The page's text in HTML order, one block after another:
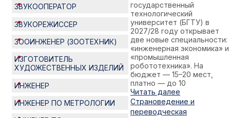
ЗВУКООПЕРАТОР
ЗВУКОРЕЖИССЕР
ЗООИНЖЕНЕР (ЗООТЕХНИК)
ИЗГОТОВИТЕЛЬ
ХУДОЖЕСТВЕННЫХ ИЗДЕЛИЙ
ИНЖЕНЕР
ИНЖЕНЕР ПО МЕТРОЛОГИИ
государственный
технологический
университет (БГТУ) в
2027/28 году открывает
две новые специальности:
«инженерная экономика» и
«промышленная
робототехника». На
бюджет — 15–20 мест,
платно — до 10
Читать далее
Страноведение и
переводческая